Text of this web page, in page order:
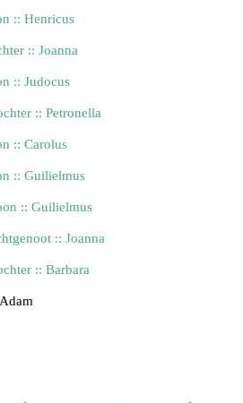
:: Henricus
:: Joanna
:: Judocus
:: Petronella
:: Carolus
:: Guilielmus
:: Guilielmus
:: Joanna
:: Barbara